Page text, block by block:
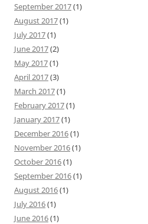
September 2017(1)
August 2017(1)
July 2017(1)
June 2017(2)
May 2017(1)
April 2017(3)
March 2017(1)
February 2017(1)
January 2017(1)
December 2016(1)
November 2016(1)
October 2016(1)
September 2016(1)
August 2016(1)
July 2016(1)
June 2016(1)